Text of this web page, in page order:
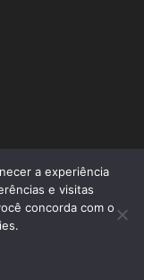
a experiência
e visitas
concorda com o